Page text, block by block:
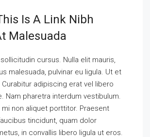
Is A Link Nibh
Malesuada
cursus. Nulla elit mauris,
malesuada, pulvinar eu ligula. Ut et
adipiscing erat vel libero
Nam pharetra interdum vestibulum.
mi non aliquet porttitor. Praesent
tincidunt, quam dolor
in convallis libero ligula ut eros.